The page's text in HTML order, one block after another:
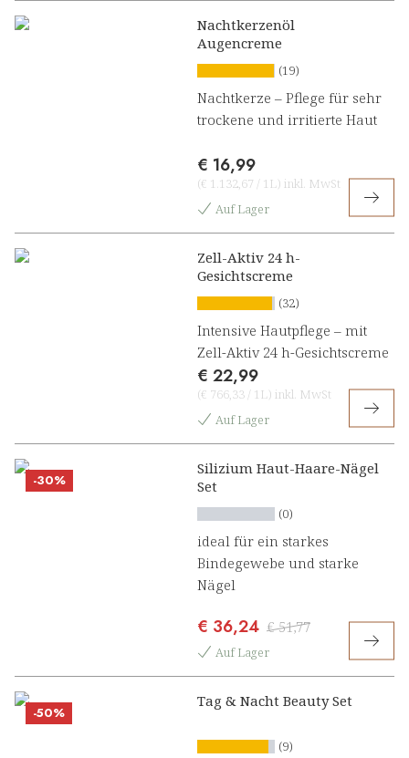
Nachtkerzenöl
Augencreme
(19)
Nachtkerze – Pflege für sehr
trockene und irritierte Haut
€ 16,99
(€ 1.132,67 / 1L) inkl. MwSt
Auf Lager
Zell-Aktiv 24 h-
Gesichtscreme
(32)
Intensive Hautpflege – mit
Zell-Aktiv 24 h-Gesichtscreme
€ 22,99
(€ 766,33 / 1L) inkl. MwSt
Auf Lager
-30%
Silizium Haut-Haare-Nägel
Set
(0)
ideal für ein starkes
Bindegewebe und starke
Nägel
€ 36,24 € 51,77
Auf Lager
-50%
Tag & Nacht Beauty Set
(9)